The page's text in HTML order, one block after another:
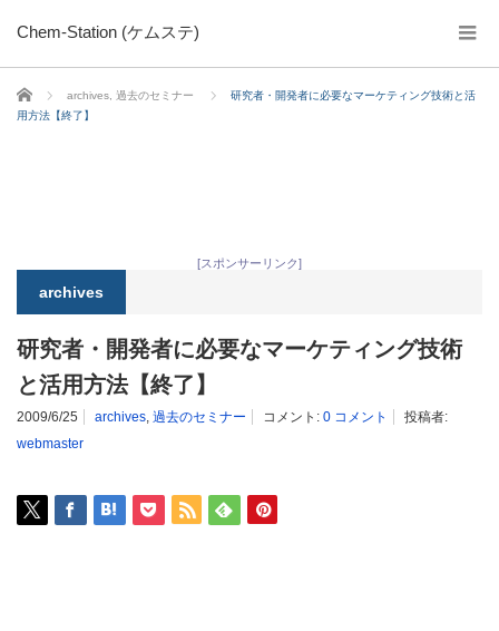
Chem-Station (ケムステ)
ホーム archives 過去のセミナー
研究者・開発者に必要なマーケティング技術と活
用方法【終了】
[スポンサーリンク]
archives
研究者・開発者に必要なマーケティング技術
と活用方法【終了】
2009/6/25 archives, 過去のセミナー コメント: 0 コメント
投稿者:
webmaster